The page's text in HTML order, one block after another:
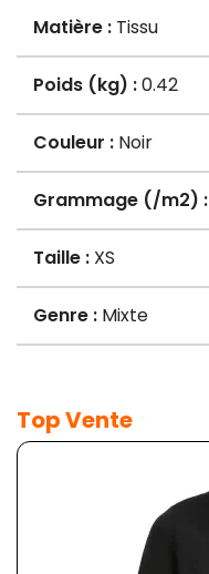
Matière : Tissu
Poids (kg) :0.42
Couleur : Noir
Grammage (/m2) :
Taille : XS
Genre : Mixte
Top Vente